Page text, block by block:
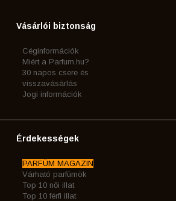
Vásárlói biztonság
Céginformációk
Miért a Parfum.hu?
30 napos csere és
visszavásárlás
Jogi információk
Érdekességek
PARFÜM MAGAZIN
Várható parfümök
Top 10 női illat
Top 10 férfi illat